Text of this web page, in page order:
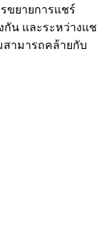
ขยายการแชร์
น และระหว่างแช
สามารถคล้ายกับ